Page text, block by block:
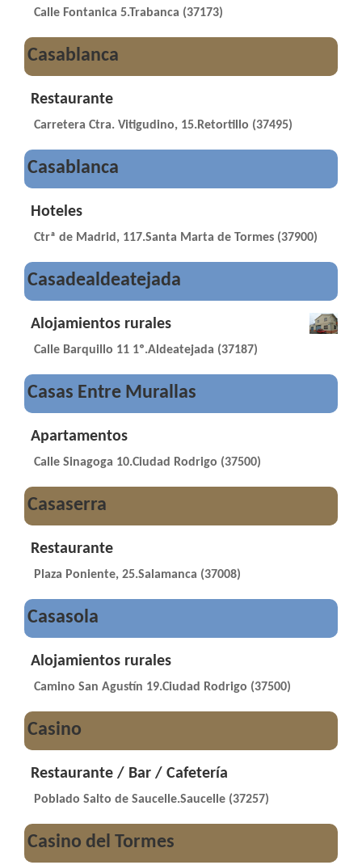
Calle Fontanica 5.Trabanca (37173)
Casablanca
Restaurante
Carretera Ctra. Vitigudino, 15.Retortillo (37495)
Casablanca
Hoteles
Ctrª de Madrid, 117.Santa Marta de Tormes (37900)
Casadealdeatejada
Alojamientos rurales
Calle Barquillo 11 1º.Aldeatejada (37187)
Casas Entre Murallas
Apartamentos
Calle Sinagoga 10.Ciudad Rodrigo (37500)
Casaserra
Restaurante
Plaza Poniente, 25.Salamanca (37008)
Casasola
Alojamientos rurales
Camino San Agustín 19.Ciudad Rodrigo (37500)
Casino
Restaurante / Bar / Cafetería
Poblado Salto de Saucelle.Saucelle (37257)
Casino del Tormes